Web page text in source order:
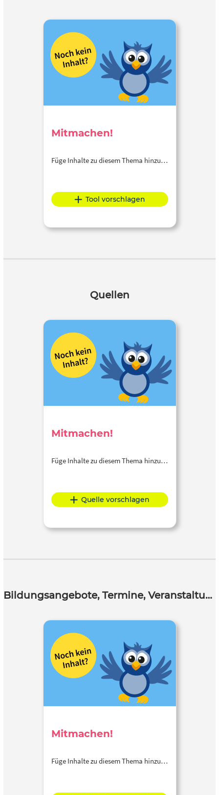
Mitmachen!
Füge Inhalte zu diesem Thema hinzu…
Tool vorschlagen
Quellen
Mitmachen!
Füge Inhalte zu diesem Thema hinzu…
Quelle vorschlagen
Bildungsangebote, Termine, Veranstaltungen
Mitmachen!
Füge Inhalte zu diesem Thema hinzu…